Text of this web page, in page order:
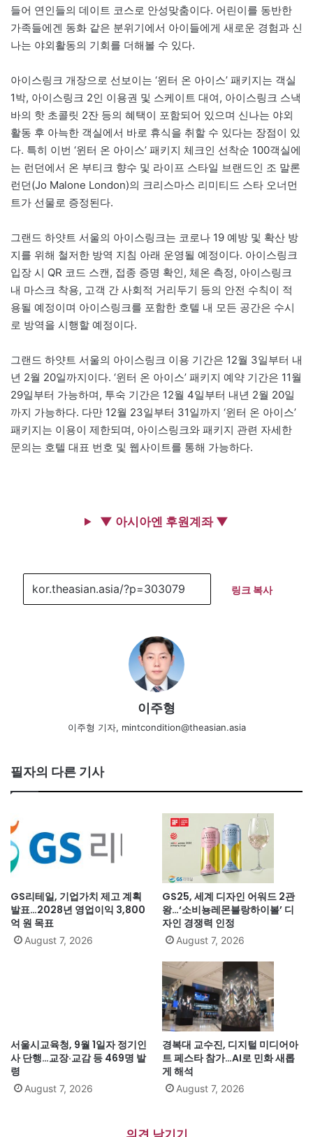
들어 연인들의 데이트 코스로 안성맞춤이다. 어린이를 동반한
가족들에겐 동화 같은 분위기에서 아이들에게 새로운 경험과 신
나는 야외활동의 기회를 더해볼 수 있다.
아이스링크 개장으로 선보이는 ‘윈터 온 아이스’ 패키지는 객실
1박, 아이스링크 2인 이용권 및 스케이트 대여, 아이스링크 스낵
바의 핫 초콜릿 2잔 등의 혜택이 포함되어 있으며 신나는 야외
활동 후 아늑한 객실에서 바로 휴식을 취할 수 있다는 장점이 있
다. 특히 이번 ‘윈터 온 아이스’ 패키지 체크인 선착순 100객실에
는 런던에서 온 부티크 향수 및 라이프 스타일 브랜드인 조 말론
런던(Jo Malone London)의 크리스마스 리미티드 스타 오너먼
트가 선물로 증정된다.
그랜드 하얏트 서울의 아이스링크는 코로나 19 예방 및 확산 방
지를 위해 철저한 방역 지침 아래 운영될 예정이다. 아이스링크
입장 시 QR 코드 스캔, 접종 증명 확인, 체온 측정, 아이스링크
내 마스크 착용, 고객 간 사회적 거리두기 등의 안전 수칙이 적
용될 예정이며 아이스링크를 포함한 호텔 내 모든 공간은 수시
로 방역을 시행할 예정이다.
그랜드 하얏트 서울의 아이스링크 이용 기간은 12월 3일부터 내
년 2월 20일까지이다. ‘윈터 온 아이스’ 패키지 예약 기간은 11월
29일부터 가능하며, 투숙 기간은 12월 4일부터 내년 2월 20일
까지 가능하다. 다만 12월 23일부터 31일까지 ‘윈터 온 아이스’
패키지는 이용이 제한되며, 아이스링크와 패키지 관련 자세한
문의는 호텔 대표 번호 및 웹사이트를 통해 가능하다.
▼ 아시아엔 후원계좌 ▼
링크 복사
이주형
이주형 기자, mintcondition@theasian.asia
필자의 다른 기사
GS리테일, 기업가치 제고 계획
발표…2028년 영업이익 3,800
억 원 목표
August 7, 2026
GS25, 세계 디자인 어워드 2관
왕…‘소비뇽레몬블랑하이볼’ 디
자인 경쟁력 인정
August 7, 2026
서울시교육청, 9월 1일자 정기인
사 단행…교장·교감 등 469명 발
령
August 7, 2026
경복대 교수진, 디지털 미디어아
트 페스타 참가…AI로 민화 새롭
게 해석
August 7, 2026
의견 남기기